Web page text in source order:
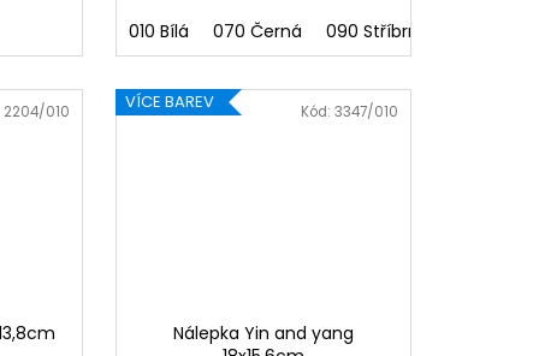
010 Bílá 070 Černá 090 Stříbrná
2204/010 VÍCE BAREV
Nálepka Yin and yang
Kód: 3347/010